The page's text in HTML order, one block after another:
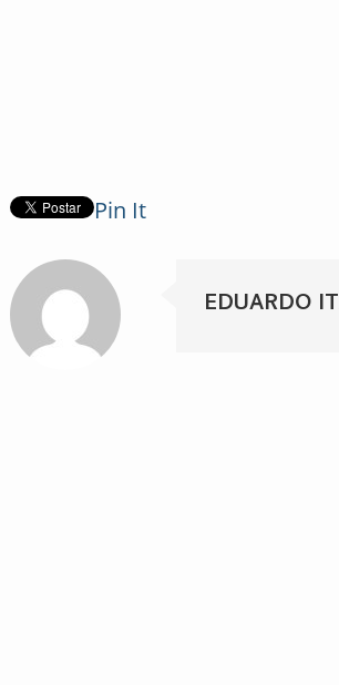
Pin It
EDUARDO